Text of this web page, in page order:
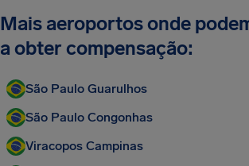
Mais aeroportos onde
a obter compensação:
São Paulo Guarulhos
São Paulo Congonhas
Viracopos Campinas